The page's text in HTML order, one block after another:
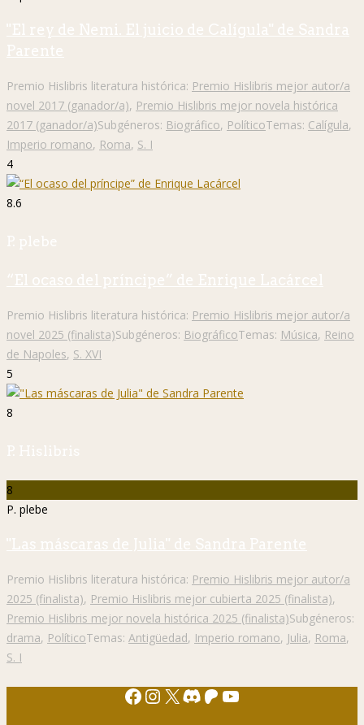
"El rey de Nemi. El juicio de Calígula" de Sandra
Parente
Premio Hislibris literatura histórica: Premio Hislibris mejor autor/a
novel 2017 (ganador/a), Premio Hislibris mejor novela histórica
2017 (ganador/a)Subgéneros: Biográfico, PolíticoTemas: Calígula,
Imperio romano, Roma, S. I
4
8.6
P. plebe
“El ocaso del príncipe” de Enrique Lacárcel
Premio Hislibris literatura histórica: Premio Hislibris mejor autor/a
novel 2025 (finalista)Subgéneros: BiográficoTemas: Música, Reino
de Napoles, S. XVI
5
8
P. Hislibris
8
P. plebe
"Las máscaras de Julia" de Sandra Parente
Premio Hislibris literatura histórica: Premio Hislibris mejor autor/a
2025 (finalista), Premio Hislibris mejor cubierta 2025 (finalista),
Premio Hislibris mejor novela histórica 2025 (finalista)Subgéneros:
drama, PolíticoTemas: Antigüedad, Imperio romano, Julia, Roma,
S. I
Facebook
Instagram
X Discord
Patreon
YouTube